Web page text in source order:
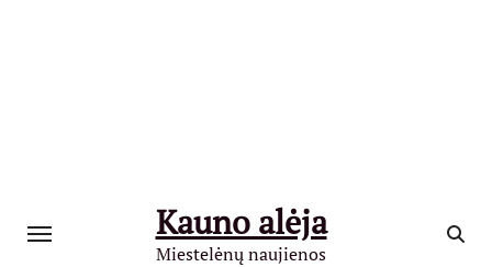
Kauno alėja
Miestelėnų naujienos